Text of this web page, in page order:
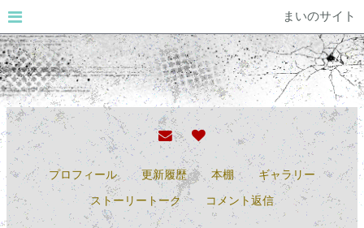
まいのサイト
プロフィール 更新履歴 本棚
ギャラリー
ストーリートーク
コメント返信